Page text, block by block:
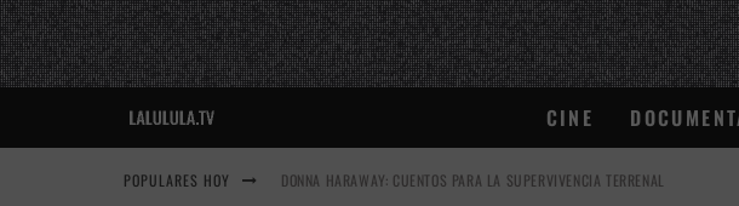
CINE
POPULARES HOY DONNA HARAWAY: CUENTOS PARA LA SUPERVIVENCIA TERRENAL